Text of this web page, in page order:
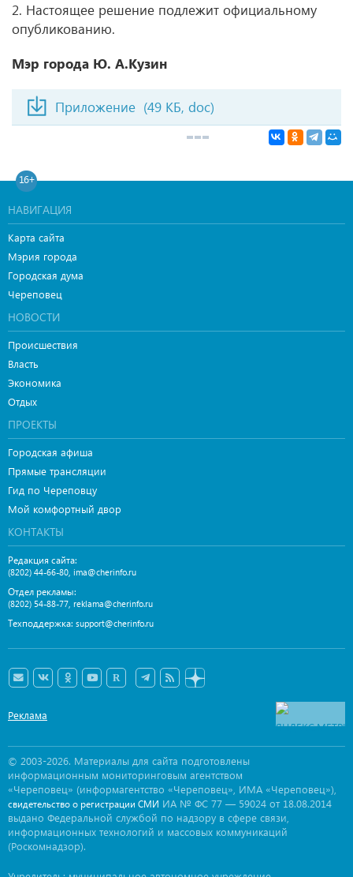
2. Настоящее решение подлежит официальному
опубликованию.
Мэр города Ю. А.Кузин
Приложение (49 КБ, doc)
16+
НАВИГАЦИЯ
Карта сайта
Мэрия города
Городская дума
Череповец
НОВОСТИ
Происшествия
Власть
Экономика
Отдых
ПРОЕКТЫ
Городская афиша
Прямые трансляции
Гид по Череповцу
Мой комфортный двор
КОНТАКТЫ
Редакция сайта:
(8202) 44-66-80, ima@cherinfo.ru
Отдел рекламы:
(8202) 54-88-77, reklama@cherinfo.ru
Техподдержка: support@cherinfo.ru
Реклама
© 2003-2026. Материалы для сайта подготовлены
информационным мониторинговым агентством
«Череповец» (информагентство «Череповец», ИМА «Череповец»),
свидетельство о регистрации СМИ ИА № ФС 77 — 59024 от 18.08.2014
выдано Федеральной службой по надзору в сфере связи,
информационных технологий и массовых коммуникаций
(Роскомнадзор).